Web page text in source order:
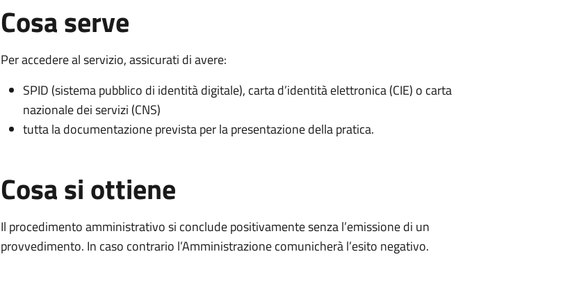
Cosa serve
Per accedere al servizio, assicurati di avere:
SPID (sistema pubblico di identità digitale), carta d’identità elettronica (CIE) o carta
nazionale dei servizi (CNS)
tutta la documentazione prevista per la presentazione della pratica.
Cosa si ottiene
Il procedimento amministrativo si conclude positivamente senza l’emissione di un
provvedimento. In caso contrario l’Amministrazione comunicherà l’esito negativo.